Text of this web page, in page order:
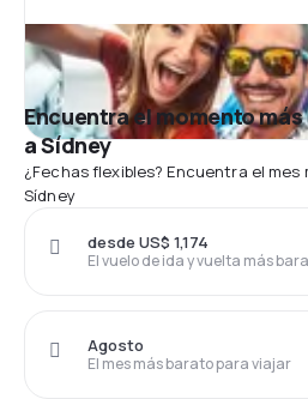
Encuentra el momento
a Sídney
¿Fechas flexibles? Encuentra el
Sídney
El vuelo de ida y vuelta más
desde US$ 1,174
El mes más barato para viajar
Agosto